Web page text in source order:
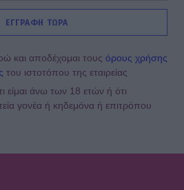
ΕΓΓΡΑΦΗ ΤΩΡΑ
και αποδέχομαι τους όρους χρήσης
του ιστοτόπου της εταιρείας
άνω των 18 ετών ή ότι
γονέα ή κηδεμόνα ή επιτρόπου